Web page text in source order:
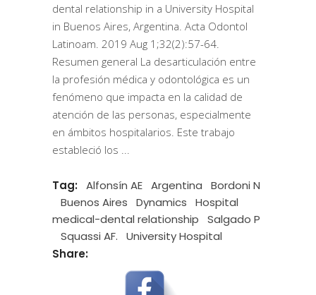
dental relationship in a University Hospital
in Buenos Aires, Argentina. Acta Odontol
Latinoam. 2019 Aug 1;32(2):57-64.
Resumen general La desarticulación entre
la profesión médica y odontológica es un
fenómeno que impacta en la calidad de
atención de las personas, especialmente
en ámbitos hospitalarios. Este trabajo
estableció los
Tag: Alfonsín AE Argentina
Bordoni N
Buenos Aires
Dynamics
Hospital
medical-dental relationship
Salgado P
Squassi AF.
University Hospital
Share: